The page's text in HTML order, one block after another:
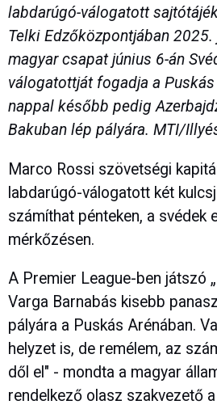
labdarúgó-válogatott
Telki Edzőközpontjában 2025.
magyar csapat június 6-án
válogatottját fogadja a Puskás
nappal később pedig
Bakuban lép pályára. MTI/
Marco Rossi szövetségi
labdarúgó-válogatott két
számíthat pénteken, a svédek
mérkőzésen.
A Premier League-ben játszó
Varga Barnabás kisebb
pályára a Puskás Arénában.
helyzet is, de remélem, az
dől el" - mondta a magyar
rendelkező olasz szakvezető